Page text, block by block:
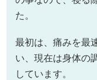
た。
最初は、痛みを最
い、現在は身体の
しています。